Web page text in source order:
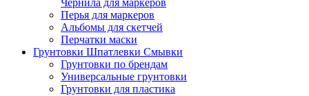
Перья для маркеров
Альбомы для скетчей
Перчатки маски
Грунтовки Шпатлевки Смывки
Грунтовки по брендам
Универсальные грунтовки
Грунтовки для пластика